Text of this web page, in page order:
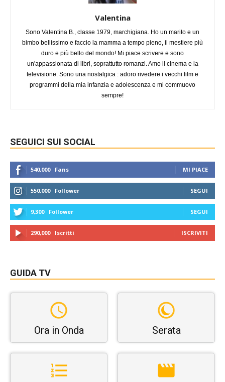
Valentina
Sono Valentina B., classe 1979, marchigiana. Ho un marito e un
bimbo bellissimo e faccio la mamma a tempo pieno, il mestiere più
duro e più bello del mondo! Mi piace scrivere e sono
un'appassionata di libri, soprattutto romanzi. Amo il cinema e la
televisione. Sono una nostalgica : adoro rivedere i vecchi film e
programmi della mia infanzia e adolescenza e mi commuovo
sempre!
SEGUICI SUI SOCIAL
540,000 Fans MI PIACE
550,000 Follower SEGUI
9,300 Follower SEGUI
290,000 Iscritti ISCRIVITI
GUIDA TV
Ora in Onda Serata